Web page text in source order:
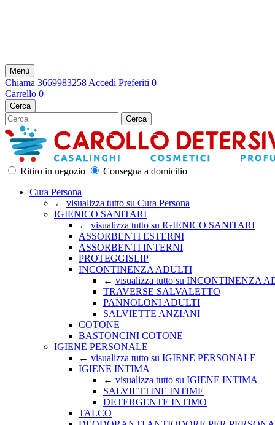
Le spese di consegna solo su
Menù
Chiama 3669983258 Accedi Preferiti 0
Carrello 0
Cerca
Cerca
Ritiro in negozio
Consegna a domicilio
Cura Persona
← visualizza tutto su Cura Persona
IGIENICO SANITARI
← visualizza tutto su IGIENICO SANITARI
ASSORBENTI ESTERNI
ASSORBENTI INTERNI
PROTEGGISLIP
INCONTINENZA ADULTI
← visualizza tutto su INCONTINENZA
TRAVERSE SALVALETTO
PANNOLONI ADULTI
SALVIETTE ANZIANI
COTONE
BASTONCINI COTONE
IGIENE PERSONALE
← visualizza tutto su IGIENE PERSONALE
IGIENE INTIMA
← visualizza tutto su IGIENE INTIMA
SALVIETTINE INTIME
DETERGENTE INTIMO
TALCO